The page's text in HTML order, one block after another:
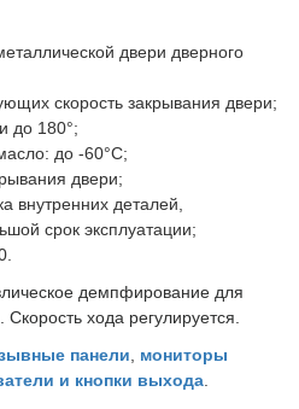
двери дверного
скорость закрывания двери;
до 180°;
до -60°С;
двери;
внутренних деталей,
срок эксплуатации;
демпфирование для
хода регулируется.
панели, мониторы
и кнопки выхода.